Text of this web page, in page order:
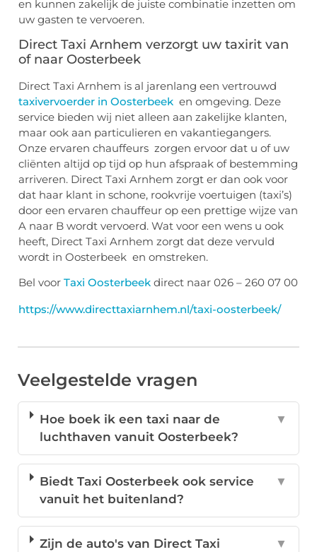
en kunnen zakelijk de juiste combinatie inzetten om
uw gasten te vervoeren.
Direct Taxi Arnhem verzorgt uw taxirit van
of naar Oosterbeek
Direct Taxi Arnhem is al jarenlang een vertrouwd
taxivervoerder in Oosterbeek en omgeving. Deze
service bieden wij niet alleen aan zakelijke klanten,
maar ook aan particulieren en vakantiegangers.
Onze ervaren chauffeurs zorgen ervoor dat u of uw
cliënten altijd op tijd op hun afspraak of bestemming
arriveren. Direct Taxi Arnhem zorgt er dan ook voor
dat haar klant in schone, rookvrije voertuigen (taxi’s)
door een ervaren chauffeur op een prettige wijze van
A naar B wordt vervoerd. Wat voor een wens u ook
heeft, Direct Taxi Arnhem zorgt dat deze vervuld
wordt in Oosterbeek en omstreken.
Bel voor Taxi Oosterbeek direct naar 026 – 260 07 00
https://www.directtaxiarnhem.nl/taxi-oosterbeek/
Veelgestelde vragen
Hoe boek ik een taxi naar de
luchthaven vanuit Oosterbeek?
▼
Biedt Taxi Oosterbeek ook service
vanuit het buitenland?
▼
Zijn de auto's van Direct Taxi
▼